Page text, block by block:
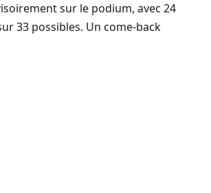
sur le podium, avec 24
33 possibles. Un come-back